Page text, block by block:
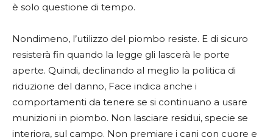
è solo questione di tempo.
Nondimeno, l’utilizzo del piombo resiste. E di sicuro
resisterà fin quando la legge gli lascerà le porte
aperte. Quindi, declinando al meglio la politica di
riduzione del danno, Face indica anche i
comportamenti da tenere se si continuano a usare
munizioni in piombo. Non lasciare residui, specie se
interiora, sul campo. Non premiare i cani con cuore e